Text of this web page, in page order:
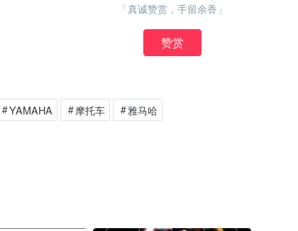
「真诚赞赏，手留余香」
赞赏
YAMAHA 摩托车 雅马哈